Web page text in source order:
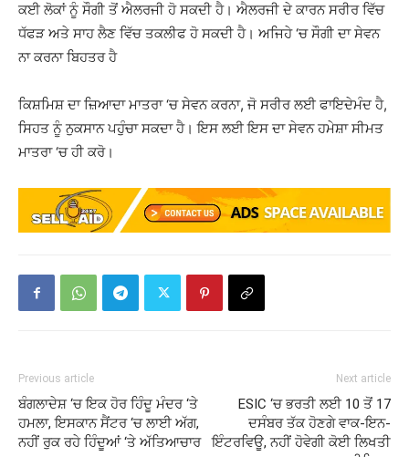
ਕਈ ਲੋਕਾਂ ਨੂੰ ਸੌਗੀ ਤੋਂ ਐਲਰਜੀ ਹੋ ਸਕਦੀ ਹੈ। ਐਲਰਜੀ ਦੇ ਕਾਰਨ ਸਰੀਰ ਵਿੱਚ
ਧੱਫੜ ਅਤੇ ਸਾਹ ਲੈਣ ਵਿੱਚ ਤਕਲੀਫ ਹੋ ਸਕਦੀ ਹੈ। ਅਜਿਹੇ ‘ਚ ਸੌਗੀ ਦਾ ਸੇਵਨ
ਨਾ ਕਰਨਾ ਬਿਹਤਰ ਹੈ
ਕਿਸ਼ਮਿਸ਼ ਦਾ ਜ਼ਿਆਦਾ ਮਾਤਰਾ ‘ਚ ਸੇਵਨ ਕਰਨਾ, ਜੋ ਸਰੀਰ ਲਈ ਫਾਇਦੇਮੰਦ ਹੈ,
ਸਿਹਤ ਨੂੰ ਨੁਕਸਾਨ ਪਹੁੰਚਾ ਸਕਦਾ ਹੈ। ਇਸ ਲਈ ਇਸ ਦਾ ਸੇਵਨ ਹਮੇਸ਼ਾ ਸੀਮਤ
ਮਾਤਰਾ ‘ਚ ਹੀ ਕਰੋ।
Previous article
ਬੰਗਲਾਦੇਸ਼ ‘ਚ ਇਕ ਹੋਰ ਹਿੰਦੂ ਮੰਦਰ ‘ਤੇ
ਹਮਲਾ, ਇਸਕਾਨ ਸੈਂਟਰ ‘ਚ ਲਾਈ ਅੱਗ,
ਨਹੀਂ ਰੁਕ ਰਹੇ ਹਿੰਦੂਆਂ ‘ਤੇ ਅੱਤਿਆਚਾਰ
Next article
ESIC ‘ਚ ਭਰਤੀ ਲਈ 10 ਤੋਂ 17
ਦਸੰਬਰ ਤੱਕ ਹੋਣਗੇ ਵਾਕ-ਇਨ-
ਇੰਟਰਵਿਊ, ਨਹੀਂ ਹੋਵੇਗੀ ਕੋਈ ਲਿਖਤੀ